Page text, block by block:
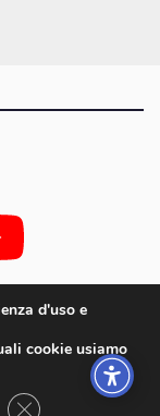
in via Aquileia 64a,
d'uso e
cookie usiamo
Close GDPR